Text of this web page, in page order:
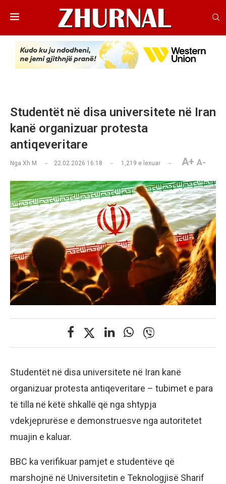
Studentët në disa universitete në Iran
kanë organizuar protesta
antiqeveritare
Nga Xh M 22.02.2026 16:18 1,219 e lexuar A+ A-
Studentët në disa universitete në Iran kanë
organizuar protesta antiqeveritare – tubimet e para
të tilla në këtë shkallë që nga shtypja
vdekjeprurëse e demonstruesve nga autoritetet
muajin e kaluar.
BBC ka verifikuar pamjet e studentëve që
marshojnë në Universitetin e Teknologjisë Sharif